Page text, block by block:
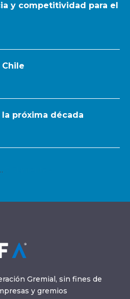
y competitividad para el
próxima década
Gremial, sin fines de
y gremios